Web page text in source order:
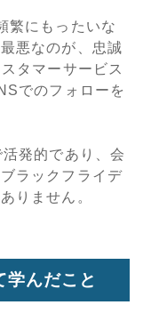
繁にもったいな
悪なのが、忠誠
タマーサービス
でのフォローを
発的であり、会
ラックフライデ
りません。
学んだこと